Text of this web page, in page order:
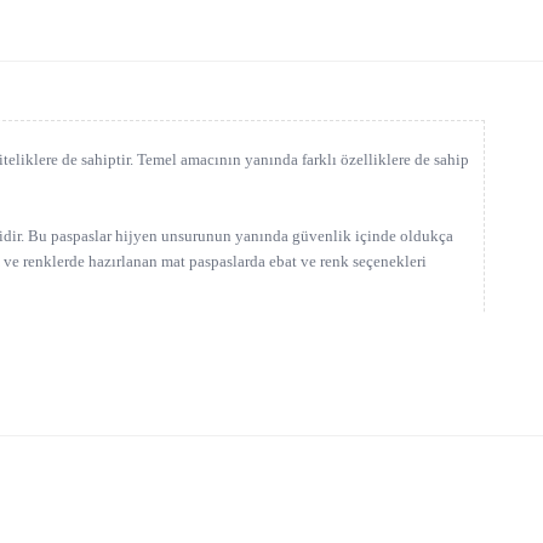
de sahiptir. Temel amacının yanında farklı özelliklere de sahip
Bu paspaslar hijyen unsurunun yanında güvenlik içinde oldukça
hazırlanan mat paspaslarda ebat ve renk seçenekleri
paspas çok çabuk kirlenir. Düzenli temizliği yapılmadığında ise